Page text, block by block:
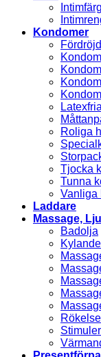
Kondomer
Roliga
Tjocka
Tunna
Vanliga
Laddare
Massage,
Badolja
Rökelse